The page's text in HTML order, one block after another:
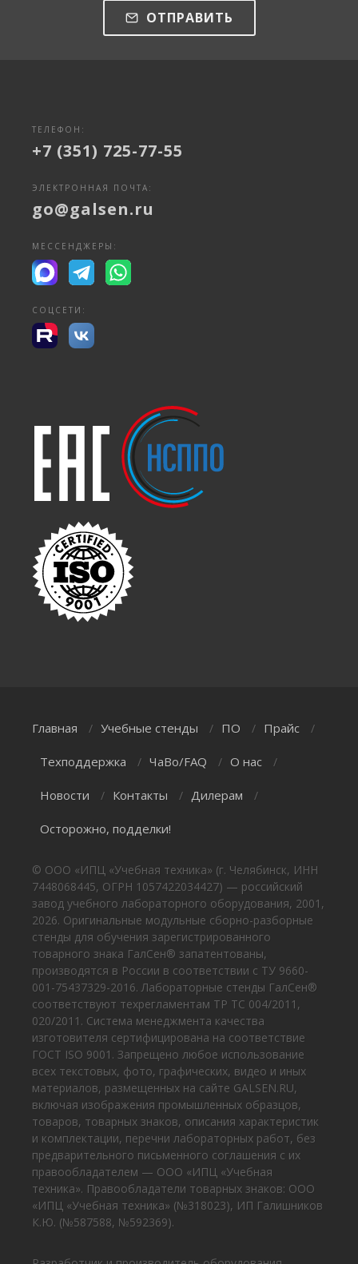
ОТПРАВИТЬ
ТЕЛЕФОН:
+7 (351) 725-77-55
ЭЛЕКТРОННАЯ ПОЧТА:
go@galsen.ru
МЕССЕНДЖЕРЫ:
СОЦСЕТИ:
Главная / Учебные стенды / ПО / Прайс /
Техподдержка / ЧаВо/FAQ / О нас /
Новости / Контакты / Дилерам /
Осторожно, подделки!
© ООО «ИПЦ «Учебная техника» (г. Челябинск, ИНН
7448068445, ОГРН 1057422034427) — российский
завод учебного лабораторного оборудования, 2001,
2026. Оригинальные модульные сборно-разборные
стенды для обучения зарегистрированного
товарного знака ГалСен® запатентованы,
производятся в России в соответствии с ТУ 9660-
001-75437329-2016. Лабораторные стенды ГалСен®
соответствуют техрегламентам ТР ТС 004/2011,
020/2011. Система менеджмента качества
изготовителя сертифицирована на соответствие
ГОСТ ISO 9001. Запрещено любое использование
всех текстовых, фото, графических, видео и иных
материалов, размещенных на сайте GALSEN.RU,
включая изображения промышленных образцов,
товаров, товарных знаков, описания характеристик
и комплектации, перечни лабораторных работ, без
предварительного письменного соглашения с их
правообладателем — ООО «ИПЦ «Учебная
техника». Правообладатели товарных знаков: ООО
«ИПЦ «Учебная техника» (№318023), ИП Галишников
К.Ю. (№587588, №592369).